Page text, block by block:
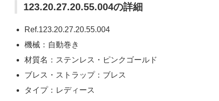
123.20.27.20.55.004の詳細
Ref.123.20.27.20.55.004
機械：自動巻き
材質名：ステンレス・ピンクゴールド
ブレス・ストラップ：ブレス
タイプ：レディース